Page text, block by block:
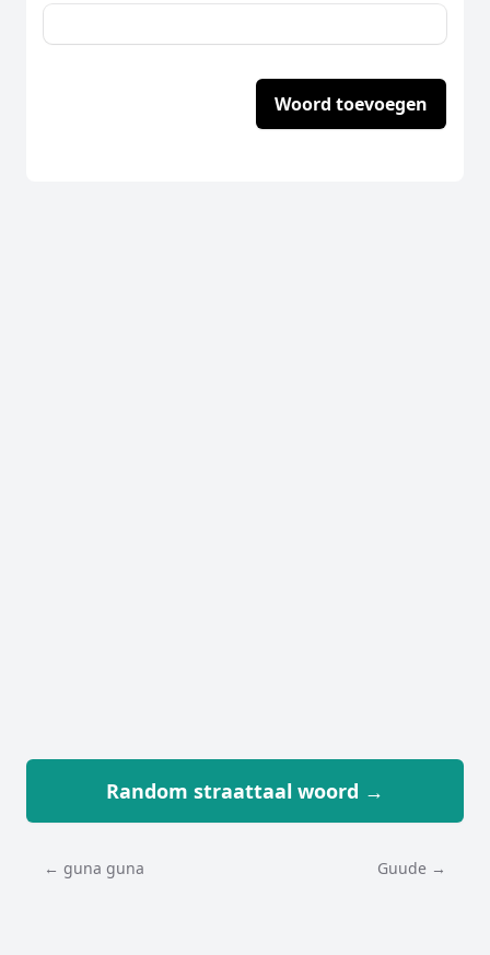
Woord toevoegen
Random straattaal woord →
← guna guna Guude →